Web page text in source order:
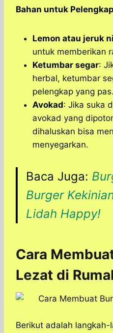
Bahan untuk
Lemon atau jeruk
untuk memberikan
Ketumbar segar:
herbal, ketumbar
pelengkap yang pas.
Avokad: Jika suka
avokad yang
dihaluskan bisa
menyegarkan.
Baca Juga:
Burger
Lidah Happy!
Cara
Lezat di
Berikut adalah